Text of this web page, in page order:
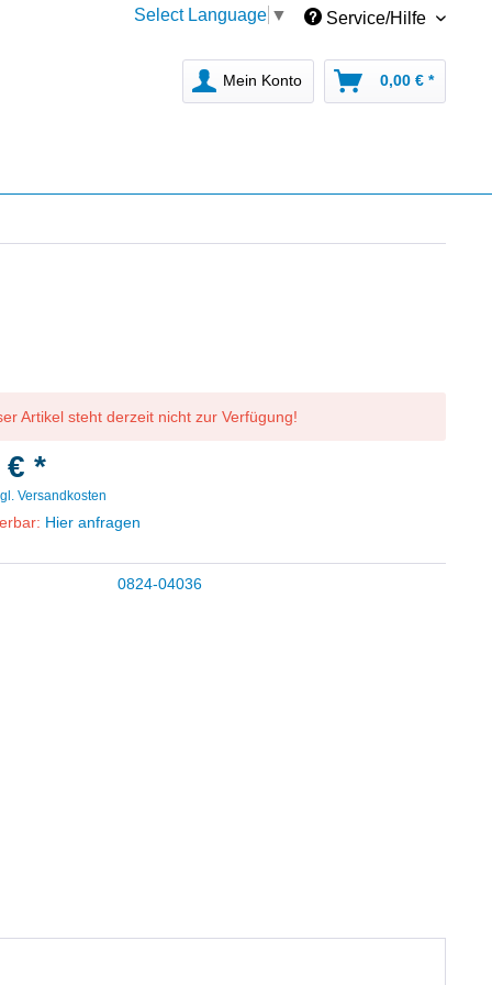
Select Language ▼ Service/Hilfe
Mein Konto 0,00 € *
Artikel steht derzeit nicht zur Verfügung!
€ *
Versandkosten
Hier anfragen
0824-04036